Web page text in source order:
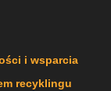
i wsparcia
recyklingu